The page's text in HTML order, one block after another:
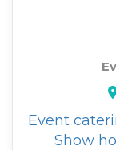
Event
Show